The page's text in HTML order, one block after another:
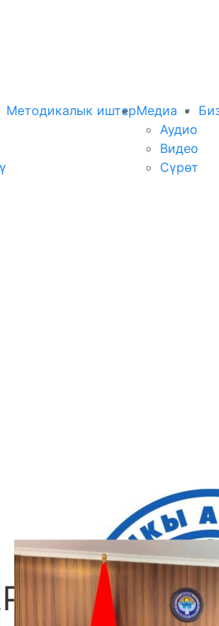
Методикалык иштерМедиа
Аудио
Видео
Сүрөт